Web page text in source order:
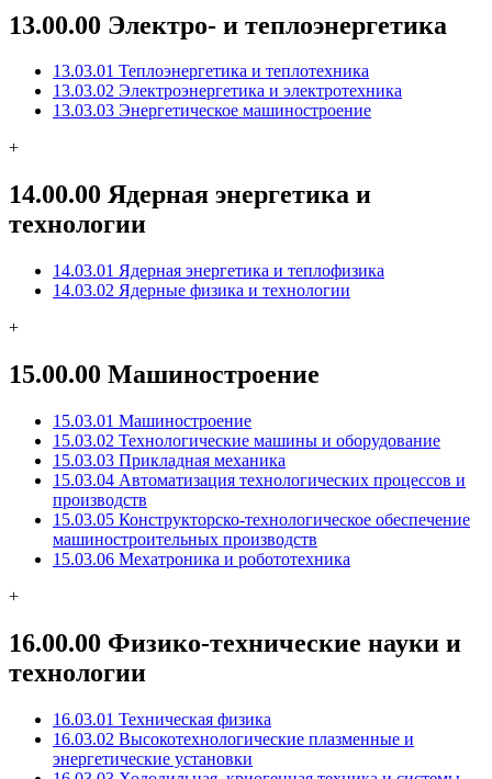
13.00.00 Электро- и теплоэнергетика
13.03.01 Теплоэнергетика и теплотехника
13.03.02 Электроэнергетика и электротехника
13.03.03 Энергетическое машиностроение
+
14.00.00 Ядерная энергетика и
технологии
14.03.01 Ядерная энергетика и теплофизика
14.03.02 Ядерные физика и технологии
+
15.00.00 Машиностроение
15.03.01 Машиностроение
15.03.02 Технологические машины и оборудование
15.03.03 Прикладная механика
15.03.04 Автоматизация технологических процессов и
производств
15.03.05 Конструкторско-технологическое обеспечение
машиностроительных производств
15.03.06 Мехатроника и робототехника
+
16.00.00 Физико-технические науки и
технологии
16.03.01 Техническая физика
16.03.02 Высокотехнологические плазменные и
энергетические установки